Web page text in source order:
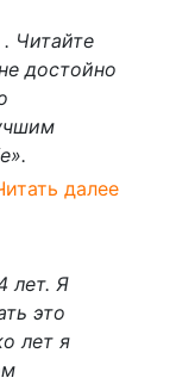
Читайте
достойно
далее
лет. Я
это
лет я